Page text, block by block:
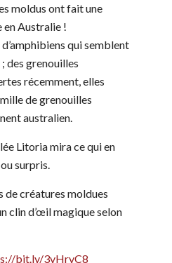
moldus ont fait une
Australie !
qui semblent
des grenouilles
récemment, elles
de grenouilles
australien.
Litoria mira ce qui en
surpris.
de créatures moldues
clin d’œil magique selon
bit.ly/3vHrvC8